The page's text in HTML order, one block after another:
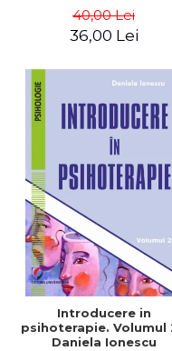
si pentru obtinerea
rezultatelor dorite in
40,00 Lei
36,00 Lei
Introducere in
psihoterapie. Volumul
Daniela Ionescu